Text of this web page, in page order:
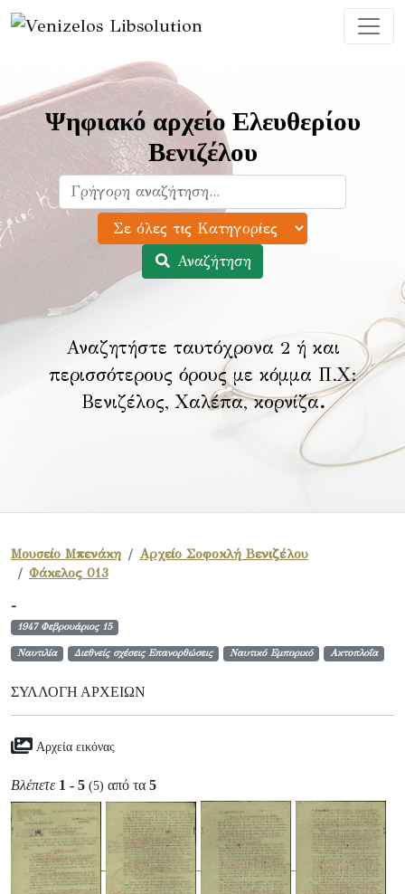
Ψηφιακό αρχείο Ελευθερίου
Βενιζέλου
Αναζήτηση
Αναζητήστε ταυτόχρονα 2 ή και
περισσότερους όρους με κόμμα Π.Χ:
Βενιζέλος, Χαλέπα, κορνίζα.
Μουσείο Μπενάκη
Αρχείο Σοφοκλή Βενιζέλου
Φάκελος 013
-
1947 Φεβρουάριος 15
Ναυτιλία Διεθνείς σχέσεις Επανορθώσεις Ναυτικό Εμπορικό Ακτοπλοΐα
ΣΥΛΛΟΓΉ ΑΡΧΕΊΩΝ
Αρχεία εικόνας
Βλέπετε 1 - 5 (5) από τα 5